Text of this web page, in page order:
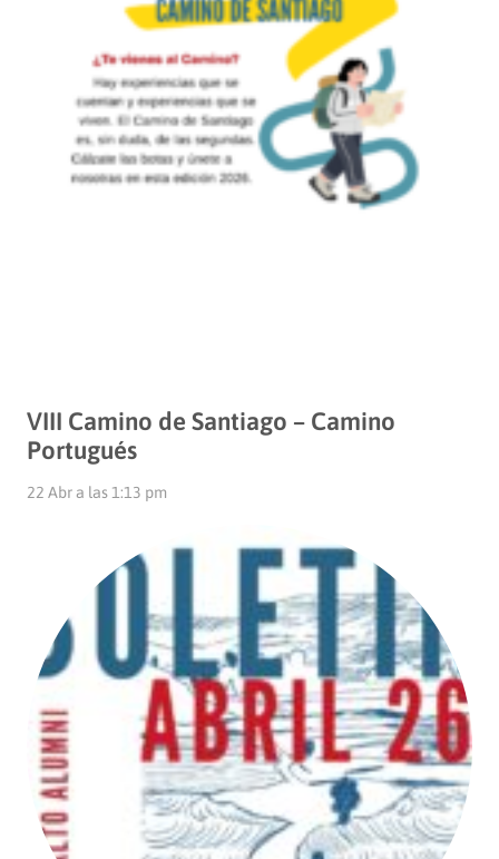
VIII Camino de Santiago – Camino
Portugués
22 Abr a las 1:13 pm